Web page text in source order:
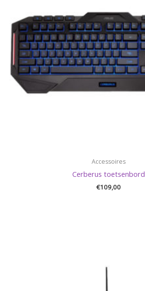
Accessoires
Cerberus toetsenbord
€109,00